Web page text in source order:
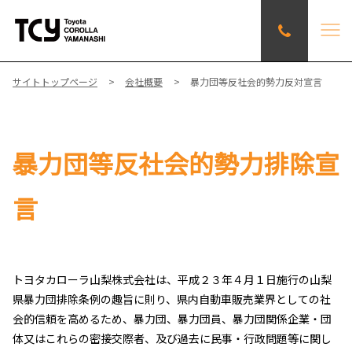
サイトトップページ 会社概要 暴力団等反社会的勢力反対宣言
暴力団等反社会的勢力排除宣
言
トヨタカローラ山梨株式会社は、平成２３年４月１日施行の山梨
県暴力団排除条例の趣旨に則り、県内自動車販売業界としての社
会的信頼を高めるため、暴力団、暴力団員、暴力団関係企業・団
体又はこれらの密接交際者、及び過去に民事・行政問題等に関し